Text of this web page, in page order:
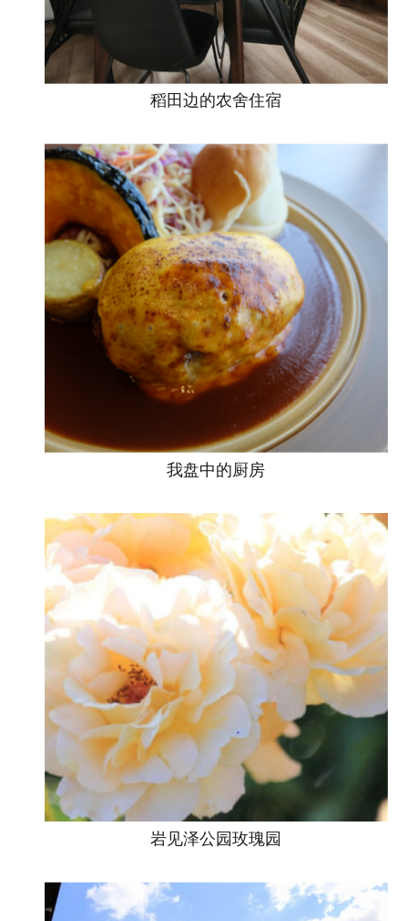
稻田边的农舍住宿
我盘中的厨房
岩见泽公园玫瑰园